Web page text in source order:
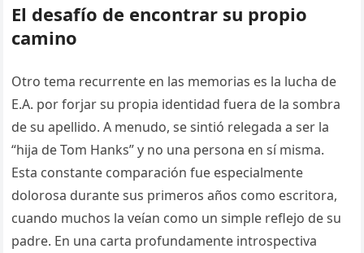
El desafío de encontrar su propio
camino
Otro tema recurrente en las memorias es la lucha de
E.A. por forjar su propia identidad fuera de la sombra
de su apellido. A menudo, se sintió relegada a ser la
“hija de Tom Hanks” y no una persona en sí misma.
Esta constante comparación fue especialmente
dolorosa durante sus primeros años como escritora,
cuando muchos la veían como un simple reflejo de su
padre. En una carta profundamente introspectiva